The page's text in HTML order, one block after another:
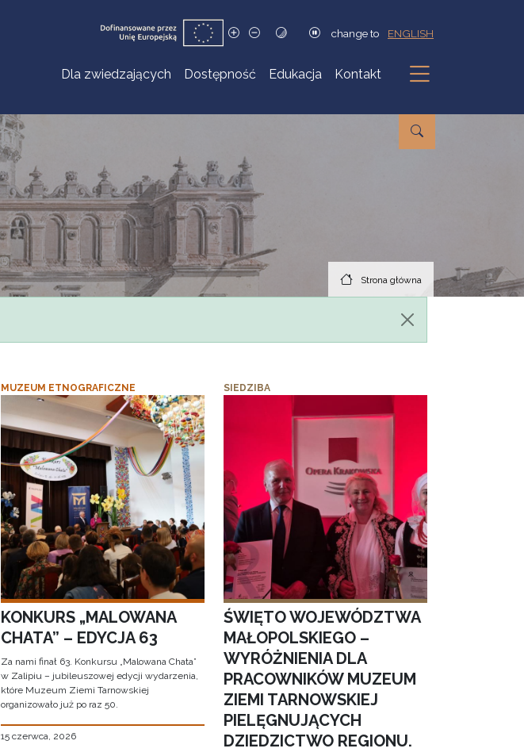
change to ENGLISH
Dla zwiedzających Dostępność Edukacja Kontakt
Podmenu
Strona główna
MUZEUM ETNOGRAFICZNE
KONKURS „MALOWANA
CHATA” – EDYCJA 63
Za nami finał 63. Konkursu „Malowana Chata”
w Zalipiu – jubileuszowej edycji wydarzenia,
które Muzeum Ziemi Tarnowskiej
organizowało już po raz 50.
15 czerwca, 2026
SIEDZIBA
ŚWIĘTO WOJEWÓDZTWA
MAŁOPOLSKIEGO –
WYRÓŻNIENIA DLA
PRACOWNIKÓW MUZEUM
ZIEMI TARNOWSKIEJ
PIELĘGNUJĄCYCH
DZIEDZICTWO REGIONU.